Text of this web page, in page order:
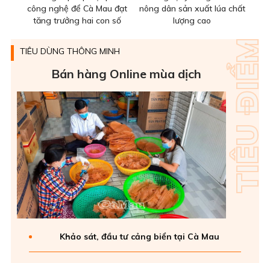
công nghệ để Cà Mau đạt
tăng trưởng hai con số
nông dân sản xuất lúa chất
lượng cao
TIÊU DÙNG THÔNG MINH
Bán hàng Online mùa dịch
Khảo sát, đầu tư cảng biển tại Cà Mau